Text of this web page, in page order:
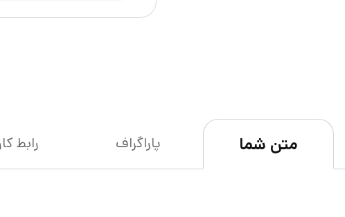
متن شما پاراگراف رابط